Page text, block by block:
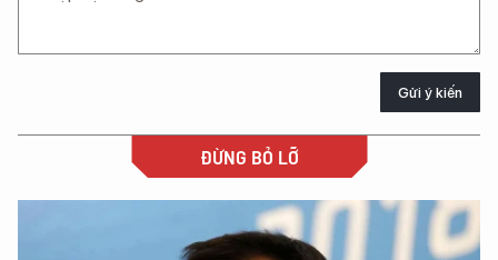
Gửi ý kiến
ĐỪNG BỎ LỠ